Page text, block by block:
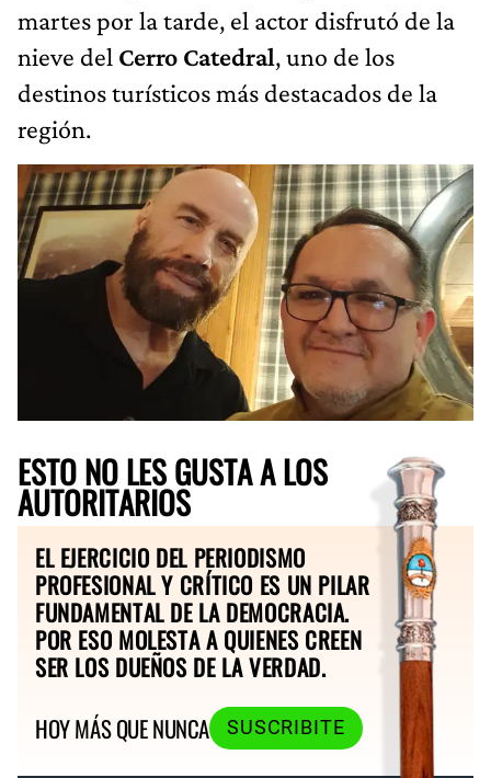
martes por la tarde, el actor disfrutó de la
nieve del Cerro Catedral, uno de los
destinos turísticos más destacados de la
región.
ESTO NO LES GUSTA A LOS
AUTORITARIOS
EL EJERCICIO DEL PERIODISMO
PROFESIONAL Y CRÍTICO ES UN PILAR
FUNDAMENTAL DE LA DEMOCRACIA.
POR ESO MOLESTA A QUIENES CREEN
SER LOS DUEÑOS DE LA VERDAD.
HOY MÁS QUE NUNCA
SUSCRIBITE